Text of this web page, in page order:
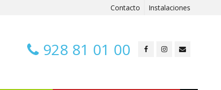
Contacto Instalaciones
928 81 01 00